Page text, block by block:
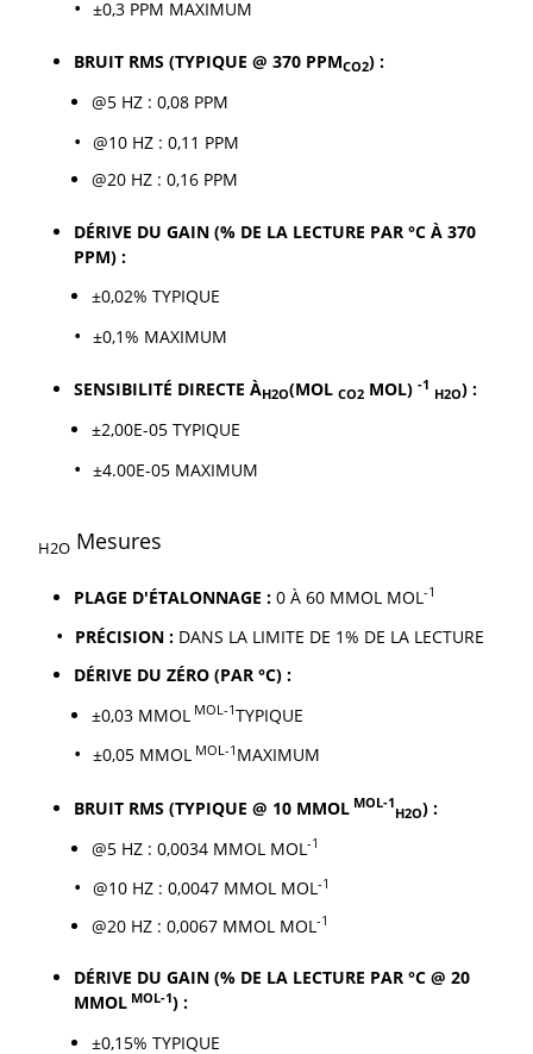
±0,3 PPM MAXIMUM
BRUIT RMS (TYPIQUE @ 370 PPMCO2) :
@5 HZ : 0,08 PPM
@10 HZ : 0,11 PPM
@20 HZ : 0,16 PPM
DÉRIVE DU GAIN (% DE LA LECTURE PAR °C À 370
PPM) :
±0,02% TYPIQUE
±0,1% MAXIMUM
SENSIBILITÉ DIRECTE ÀH2O(MOL CO2 MOL) -1
H2O) :
±2,00E-05 TYPIQUE
±4.00E-05 MAXIMUM
H2O Mesures
PLAGE D'ÉTALONNAGE : 0 À 60 MMOL MOL-1
PRÉCISION : DANS LA LIMITE DE 1% DE LA LECTURE
DÉRIVE DU ZÉRO (PAR °C) :
±0,03 MMOL MOL-1TYPIQUE
±0,05 MMOL MOL-1 MAXIMUM
BRUIT RMS (TYPIQUE @ 10 MMOL MOL-1
H2O) :
@5 HZ : 0,0034 MMOL MOL -1
@10 HZ : 0,0047 MMOL MOL-1
@20 HZ : 0,0067 MMOL MOL -1
DÉRIVE DU GAIN (% DE LA LECTURE PAR °C @ 20
MMOL MOL-1) :
±0,15% TYPIQUE